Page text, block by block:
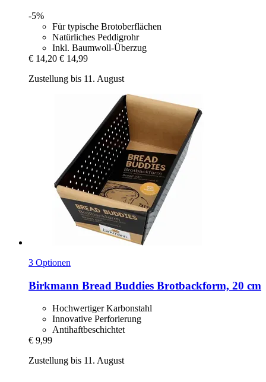
-5%
Für typische Brotoberflächen
Natürliches Peddigrohr
Inkl. Baumwoll-Überzug
€ 14,20 € 14,99
Zustellung bis 11. August
3 Optionen
Birkmann Bread Buddies Brotbackform, 20 cm
Hochwertiger Karbonstahl
Innovative Perforierung
Antihaftbeschichtet
€ 9,99
Zustellung bis 11. August